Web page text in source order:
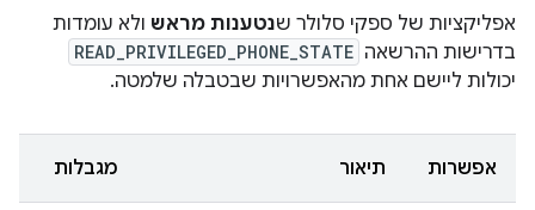
אפליקציות של ספקי סלולר שנטענות מראש ולא עומדות
בדרישות ההרשאה READ_PRIVILEGED_PHONE_STATE
יכולות ליישם אחת מהאפשרויות שבטבלה שלמטה.
אפשרות תיאור מגבלות